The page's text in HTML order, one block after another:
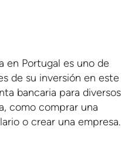
en Portugal es uno de
de su inversión en este
bancaria para diversos
como comprar una
o crear una empresa.